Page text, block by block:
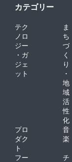
カテゴリー
テク
ノロ
ジー
・ガ
ジェ
ット
ま
ち
づ
く
り
・
地
域
活
性
化
プロ
ダク
ト
音
楽
フー
チ